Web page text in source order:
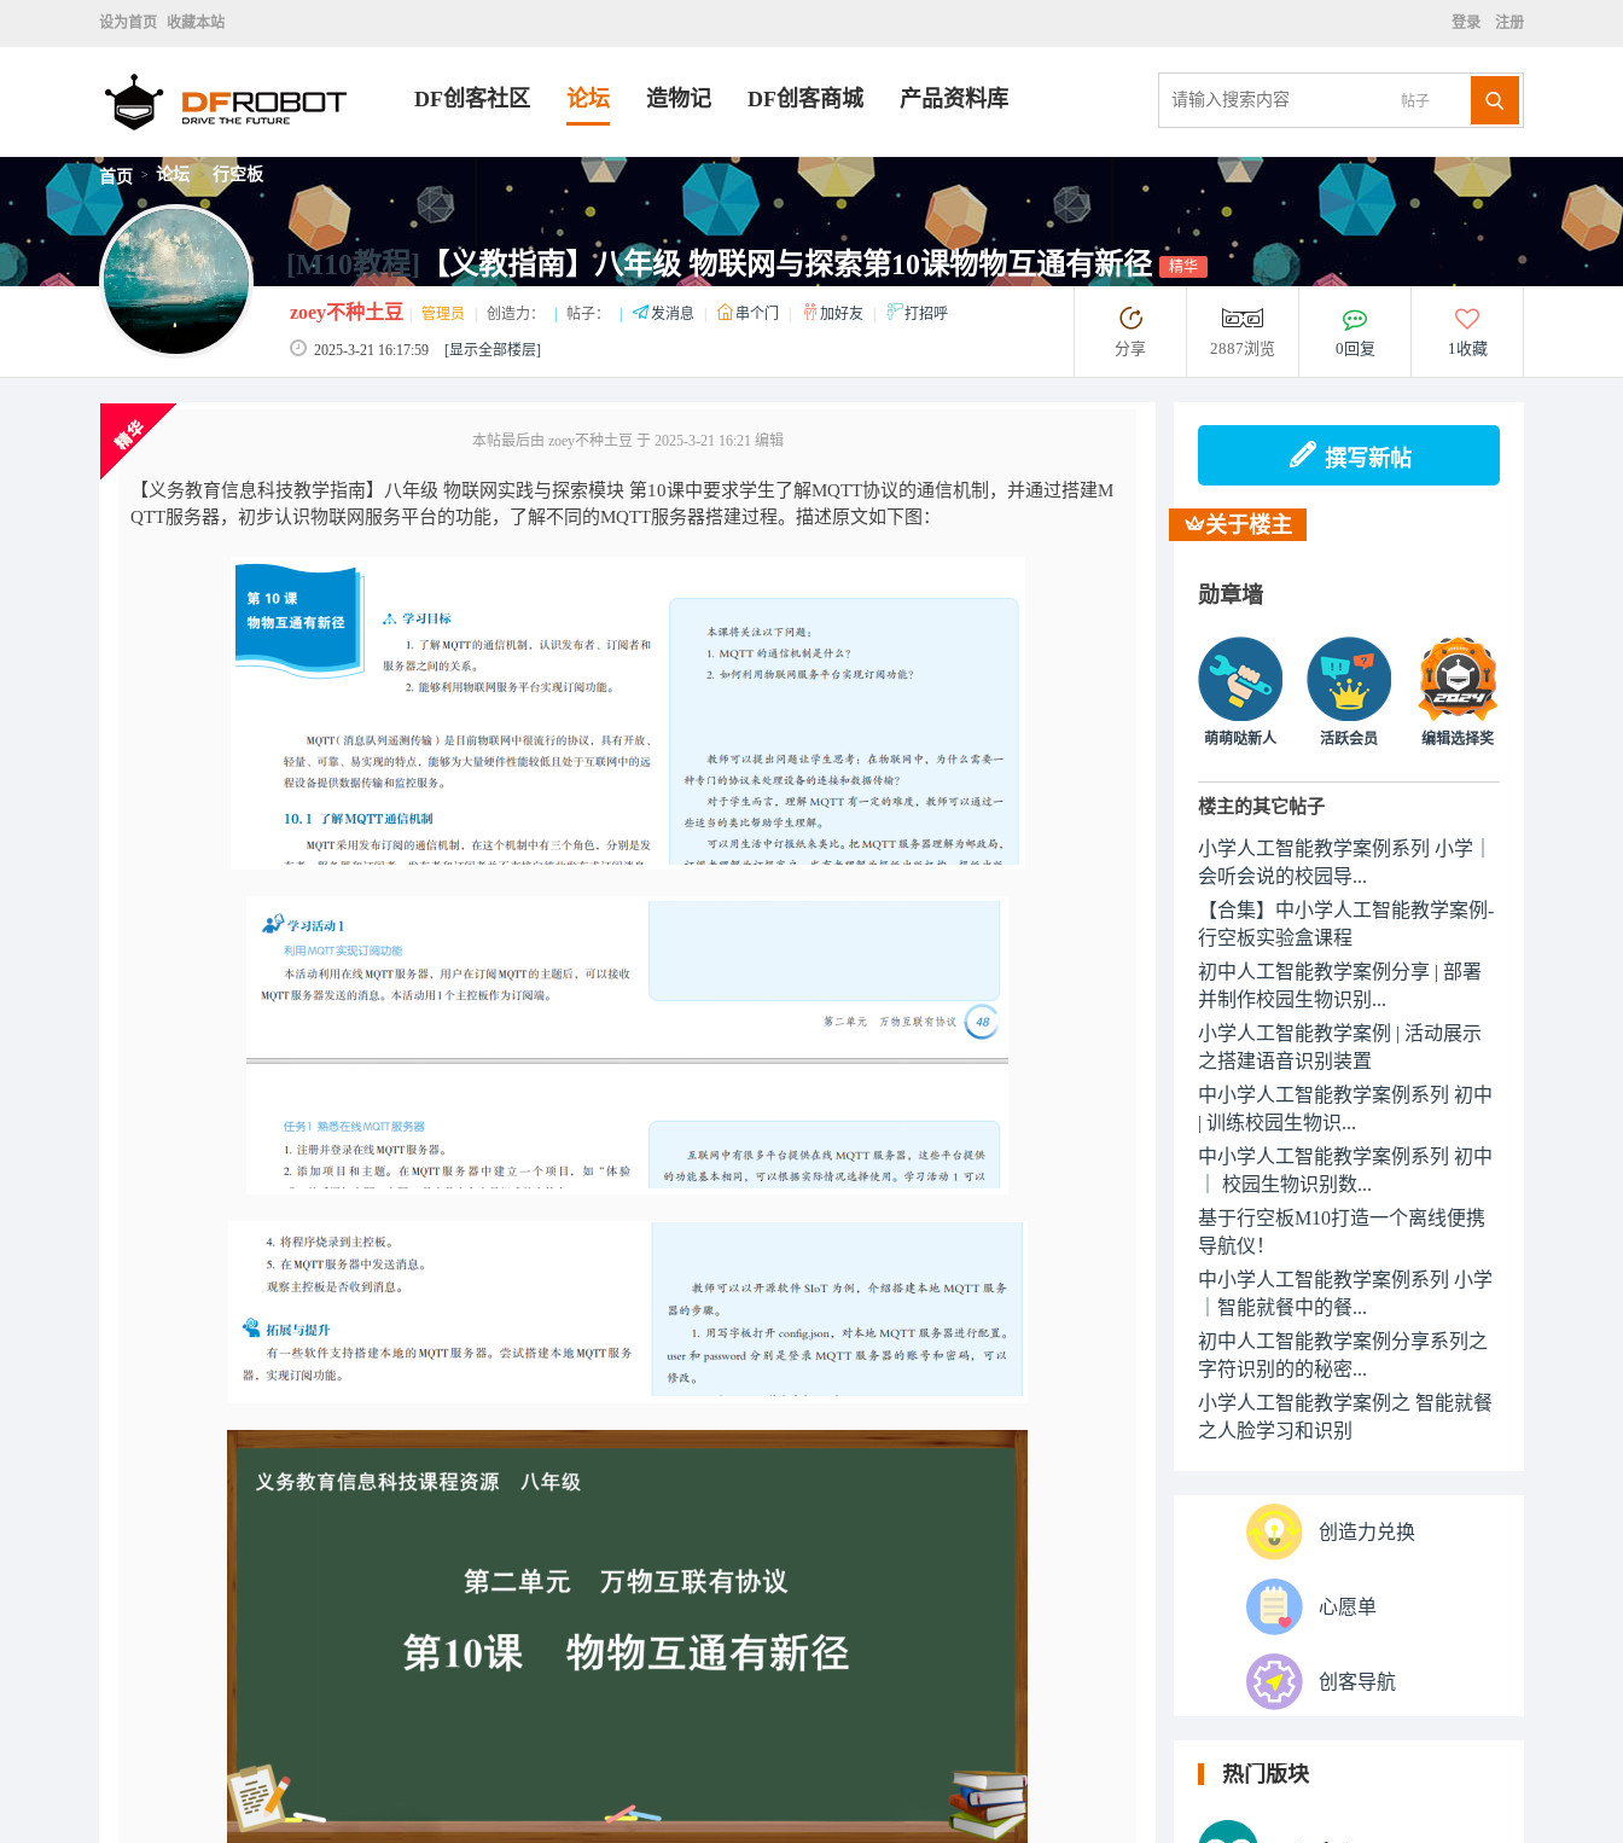
设为首页 收藏本站 登录 注册
帖子
DF创客社区 论坛 造物记 DF创客商城 产品资料库
首页 > 论坛 > 行空板
[M10教程] 【义教指南】八年级 物联网与探索第10课物物互通有新径 精华
zoey不种土豆 管理员 创造力： 帖子： 发消息 串个门 加好友 打招呼
2025-3-21 16:17:59 [显示全部楼层] 分享 2887浏览 0回复 1收藏
本帖最后由 zoey不种土豆 于 2025-3-21 16:21 编辑
【义务教育信息科技教学指南】八年级 物联网实践与探索模块 第10课中要求学生了解MQTT协议的通信机制，并通过搭建M
QTT服务器，初步认识物联网服务平台的功能，了解不同的MQTT服务器搭建过程。描述原文如下图：
撰写新帖
关于楼主
勋章墙
萌萌哒新人 活跃会员 编辑选择奖
楼主的其它帖子
小学人工智能教学案例系列 小学｜
会听会说的校园导...
【合集】中小学人工智能教学案例-
行空板实验盒课程
初中人工智能教学案例分享 | 部署
并制作校园生物识别...
小学人工智能教学案例 | 活动展示
之搭建语音识别装置
中小学人工智能教学案例系列 初中
| 训练校园生物识...
中小学人工智能教学案例系列 初中
｜ 校园生物识别数...
基于行空板M10打造一个离线便携
导航仪！
中小学人工智能教学案例系列 小学
｜智能就餐中的餐...
初中人工智能教学案例分享系列之
字符识别的的秘密...
小学人工智能教学案例之 智能就餐
之人脸学习和识别
创造力兑换
心愿单
创客导航
热门版块